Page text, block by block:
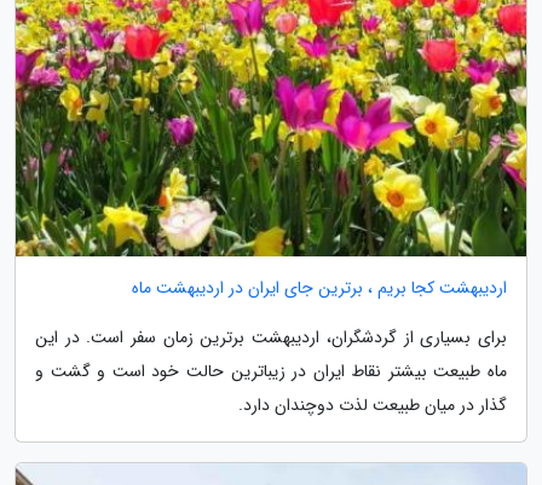
اردیبهشت کجا بریم ، برترین جای ایران در اردیبهشت ماه
برای بسیاری از گردشگران، اردیبهشت برترین زمان سفر است. در این
ماه طبیعت بیشتر نقاط ایران در زیباترین حالت خود است و گشت و
گذار در میان طبیعت لذت دوچندان دارد.